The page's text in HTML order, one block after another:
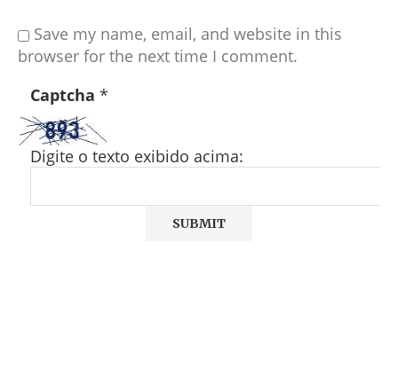
Save my name, email, and website in this
browser for the next time I comment.
Captcha *
Digite o texto exibido acima: